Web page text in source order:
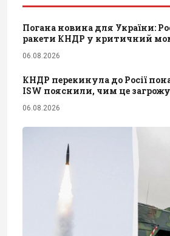
Погана новина для України:
ракети КНДР у критичний
06.08.2026
КНДР перекинула до Росії
ISW пояснили, чим це
06.08.2026